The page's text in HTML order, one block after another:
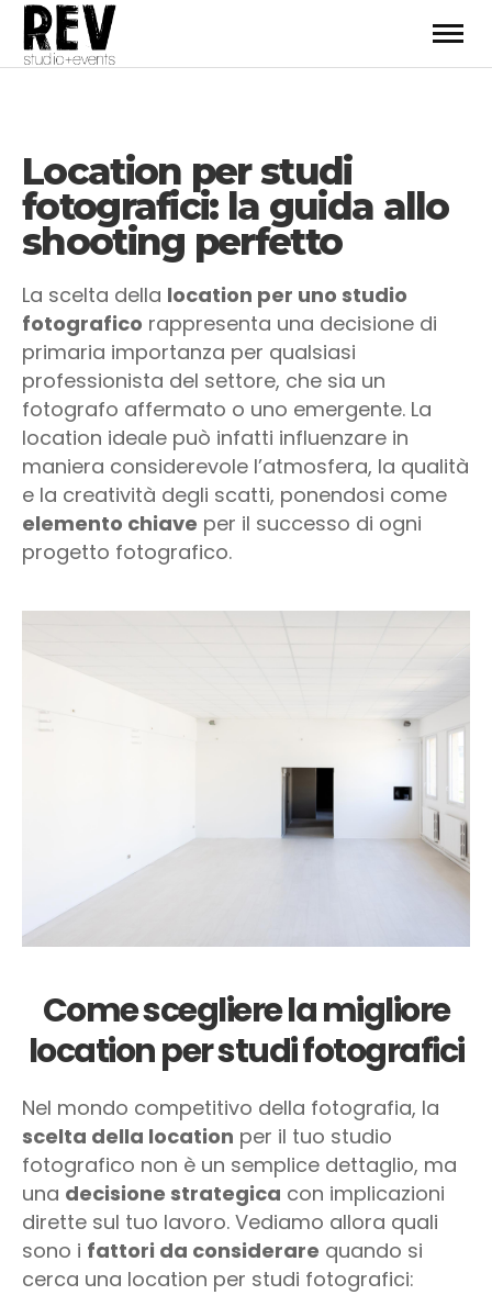
Location per studi
fotografici: la guida allo
shooting perfetto
La scelta della location per uno studio
fotografico rappresenta una decisione di
primaria importanza per qualsiasi
professionista del settore, che sia un
fotografo affermato o uno emergente. La
location ideale può infatti influenzare in
maniera considerevole l’atmosfera, la qualità
e la creatività degli scatti, ponendosi come
elemento chiave per il successo di ogni
progetto fotografico.
Come scegliere la migliore
location per studi fotografici
Nel mondo competitivo della fotografia, la
scelta della location per il tuo studio
fotografico non è un semplice dettaglio, ma
una decisione strategica con implicazioni
dirette sul tuo lavoro. Vediamo allora quali
sono i fattori da considerare quando si
cerca una location per studi fotografici: